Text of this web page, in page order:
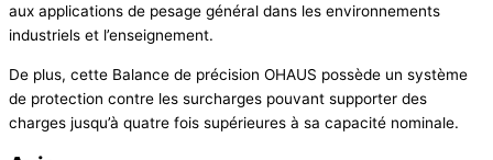
aux applications de pesage général dans les environnements
industriels et l’enseignement.
De plus, cette Balance de précision OHAUS possède un système
de protection contre les surcharges pouvant supporter des
charges jusqu’à quatre fois supérieures à sa capacité nominale.